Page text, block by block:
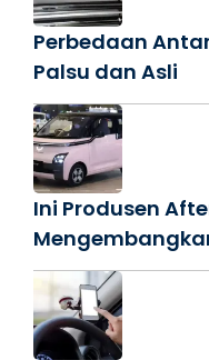
Perbedaan
Palsu dan Asli
Ini Produsen